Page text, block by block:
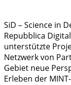
SiD – Science in
Repubblica
unterstützte
Netzwerk von
Gebiet neue
Erleben der